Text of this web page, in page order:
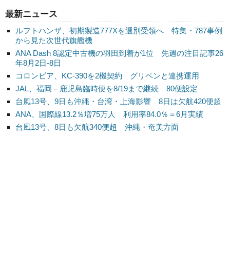
最新ニュース
ルフトハンザ、初期製造777Xを選別受領へ 特集・787事例
から見た次世代旗艦機
ANA Dash 8認定中古機の羽田到着が1位 先週の注目記事26
年8月2日-8日
コロンビア、KC-390を2機契約 グリペンと連携運用
JAL、福岡－鹿児島臨時便を8/19まで継続 80便設定
台風13号、9日も沖縄・台湾・上海影響 8日は欠航420便超
ANA、国際線13.2％増75万人 利用率84.0％＝6月実績
台風13号、8日も欠航340便超 沖縄・奄美方面